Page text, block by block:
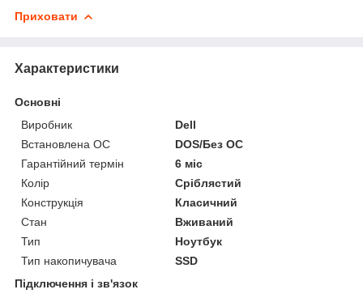
Приховати
Характеристики
Основні
Виробник
Dell
Встановлена ОС
DOS/Без ОС
Гарантійний термін
6 міс
Колір
Сріблястий
Конструкція
Класичний
Стан
Вживаний
Тип
Ноутбук
Тип накопичувача
SSD
Підключення і зв'язок